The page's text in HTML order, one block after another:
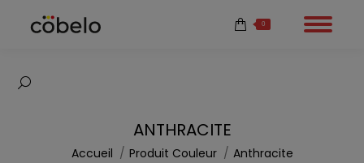
Recherche
0
ANTHRACITE
Vous êtes ici :
Accueil Produit Couleur Anthracite